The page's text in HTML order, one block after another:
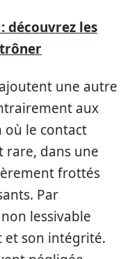
découvrez les
une autre
aux
où le contact
rare, dans une
frottés
Par
lessivable
et son intégrité.